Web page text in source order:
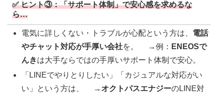
✅ ヒント③：「サポート体制」で安心感を求めるな
ら…
電気に詳しくない・トラブルが心配という方は、 電話
やチャット対応が手厚い会社を。 →例： ENEOSで
んきは大手ならではの手厚いサポート体制で安心。
「LINEでやりとりしたい」「カジュアルな対応がい
い」という方は、 → オクトパスエナジーのLINE対